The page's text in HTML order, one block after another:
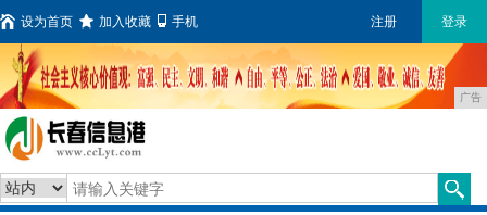
设为首页 加入收藏 手机 注册 登录
广告